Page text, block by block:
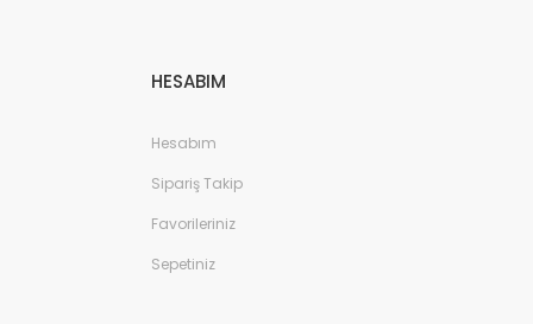
HESABIM
Hesabım
Sipariş Takip
Favorileriniz
Sepetiniz